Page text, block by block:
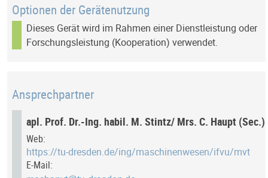
Optionen der Gerätenutzung
Dieses Gerät wird im Rahmen einer Dienstleistung oder
Forschungsleistung (Kooperation) verwendet.
Ansprechpartner
apl. Prof. Dr.-Ing. habil. M. Stintz/ Mrs. C. Haupt (Sec.)
Web:
https://tu-dresden.de/ing/maschinenwesen/ifvu/mvt
E-Mail: